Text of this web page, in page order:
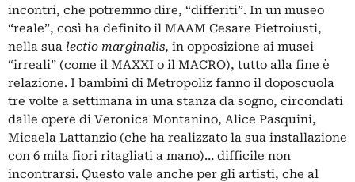
incontri, che potremmo dire, “differiti”. In un museo
“reale”, così ha definito il MAAM Cesare Pietroiusti,
nella sua lectio marginalis, in opposizione ai musei
“irreali” (come il MAXXI o il MACRO), tutto alla fine è
relazione. I bambini di Metropoliz fanno il doposcuola
tre volte a settimana in una stanza da sogno, circondati
dalle opere di Veronica Montanino, Alice Pasquini,
Micaela Lattanzio (che ha realizzato la sua installazione
con 6 mila fiori ritagliati a mano)… difficile non
incontrarsi. Questo vale anche per gli artisti, che al